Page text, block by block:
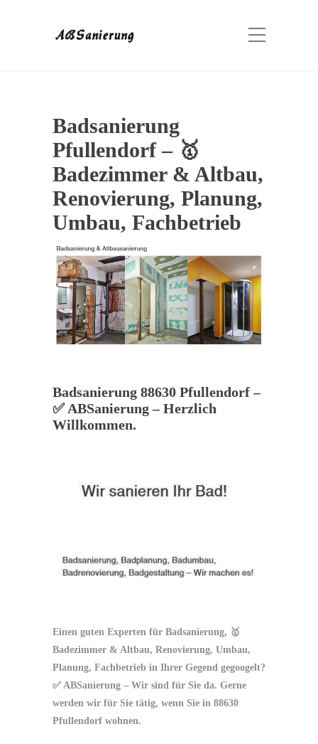
Badsanierung
Pfullendorf – 🥇
Badezimmer & Altbau,
Renovierung, Planung,
Umbau, Fachbetrieb
Badsanierung 88630 Pfullendorf –
✅ ABSanierung – Herzlich
Willkommen.
Einen guten Experten für Badsanierung, 🥇
Badezimmer & Altbau, Renovierung, Umbau,
Planung, Fachbetrieb in Ihrer Gegend gegoogelt?
✅ ABSanierung – Wir sind für Sie da. Gerne
werden wir für Sie tätig, wenn Sie in 88630
Pfullendorf wohnen.